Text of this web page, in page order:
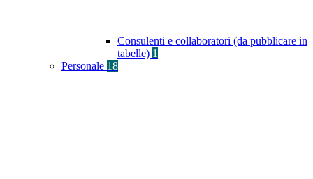
Consulenti e collaboratori (da pubblicare in
tabelle) 1
Personale 18